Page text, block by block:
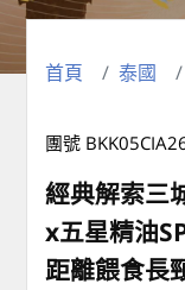
首頁 泰國
團號
經典解索三
x五星精油
距離餵食長